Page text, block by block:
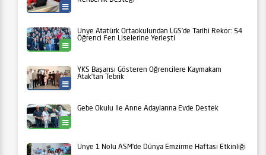
Ünye Atatürk Ortaokulundan LGS’de Tarihi Rekor: 54
Öğrenci Fen Liselerine Yerleşti
YKS Başarısı Gösteren Öğrencilere Kaymakam
Atak’tan Tebrik
Gebe Okulu İle Anne Adaylarına Evde Destek
Ünye 1 Nolu ASM’de Dünya Emzirme Haftası Etkinliği